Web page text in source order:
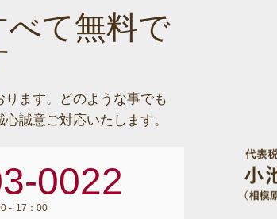
て無料で
ます。
どのような事でも
心誠意ご対応いたします。
0022
～17：00